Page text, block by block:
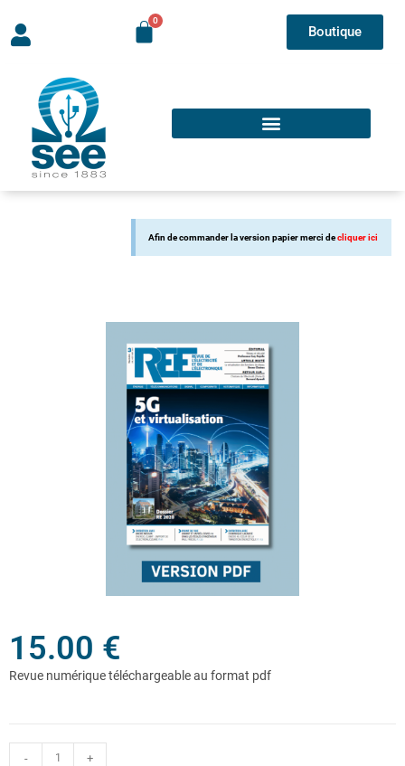
Boutique
Afin de commander la version papier merci decliquer ici
15.00 €
- +